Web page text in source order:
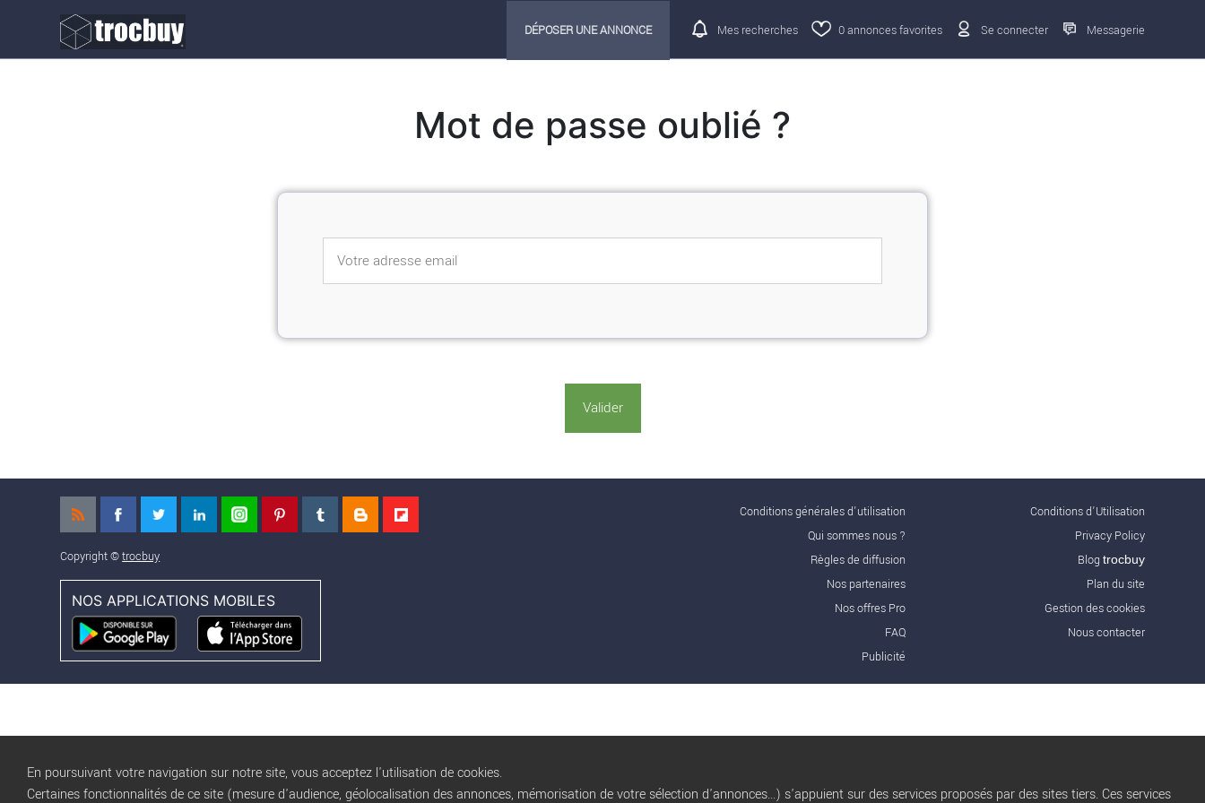
DÉPOSER UNE ANNONCE Mes recherches 0annonces favorites Se connecter Messagerie
Mot de passe oublié ?
Copyright ©trocbuy
NOS APPLICATIONS MOBILES
Conditions générales d'utilisation
Qui sommes nous ?
Règles de diffusion
Nos partenaires
Nos offres Pro
FAQ
Publicité
Conditions d’Utilisation
Privacy Policy
Blog trocbuy
Plan du site
Gestion des cookies
Nous contacter
En poursuivant votre navigation sur notre site, vous acceptez l'utilisation de cookies.
Certaines fonctionnalités de ce site (mesure d'audience, géolocalisation des annonces, mémorisation de votre sélection d'annonces...) s'appuient sur des services proposés par des sites tiers. Ces services